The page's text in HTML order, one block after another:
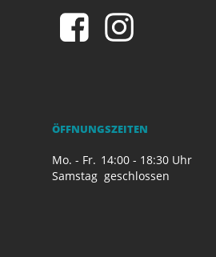
ÖFFNUNGSZEITEN
Mo. - Fr. 14:00 - 18:30 Uhr
Samstag geschlossen